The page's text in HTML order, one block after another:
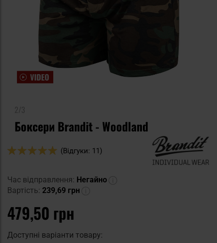
Боксери Brandit - Woodland
Оцінка:
(Відгуки: 11)
Час відправлення: Негайно
Вартість: 239,69 грн
479,50 грн
Доступні варіанти товару: